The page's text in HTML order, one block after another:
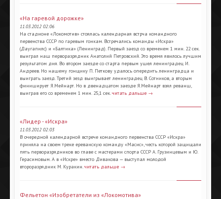
«На гаревой дорожке»
11.03.2012 02:06
На стадионе «Локомотив» стоялась календарная встрча командного
первенства СССР по гаревым гонкам. Встречались команды «Искра»
(Даугапилс) и «Балтика» (Ленинград). Первый заезд со временем 1 мин. 22 сек.
выиграл наш перворазрядник Анатолий Петровский. Это время явилось лучшим
результатом дня. Во втором заезде со старта первым ушел ленинградец И.
Андреев. Но нашему гонщику П. Петкову удалось опередить ленинградца и
выиграть заезд. Третий зезд выигрывает ленинградец В. Сотников, а вторым
финиширует Я.Мейнарт. Но в двенадцатом заезде Я.Мейнарт взял реванш,
выиграв его со временем 1 мин. 25,1 сек.читать дальше →
«Лидер - «Искра»
11.03.2012 02:03
В очередной календарной встрече командного первенства СССР «Искра»
приняла на своем треке ереванскую команду «Масис», честь которой защищали
пять перворазрядников во главе с мастерами спорта СССР А. Грузинцевым и Ю.
Герасимовым. А в «Искре» вместо Дивакова — выступал молодой
второразрядник М. Куракин.читать дальше →
Фельетон «Изобретатели из «Локомотива»